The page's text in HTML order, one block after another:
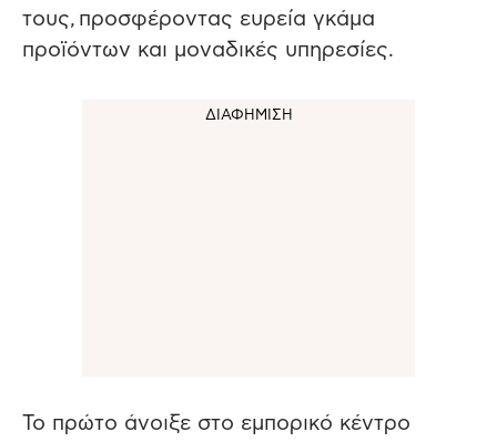
τους, προσφέροντας ευρεία γκάμα
προϊόντων και μοναδικές υπηρεσίες.
Το πρώτο άνοιξε στο εμπορικό κέντρο